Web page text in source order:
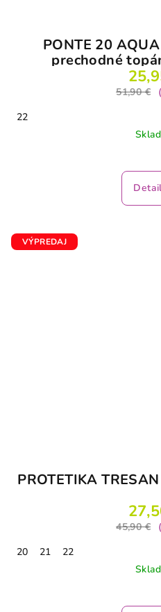
PONTE 20
prechodné
51,90 €
22
VÝPREDAJ
PROTETIKA
45,90 €
20
21
22